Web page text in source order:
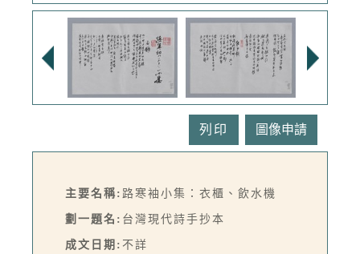
列印
主要名稱: 路寒袖小集：衣櫃、飲水機
劃一題名: 台灣現代詩手抄本
成文日期: 不詳